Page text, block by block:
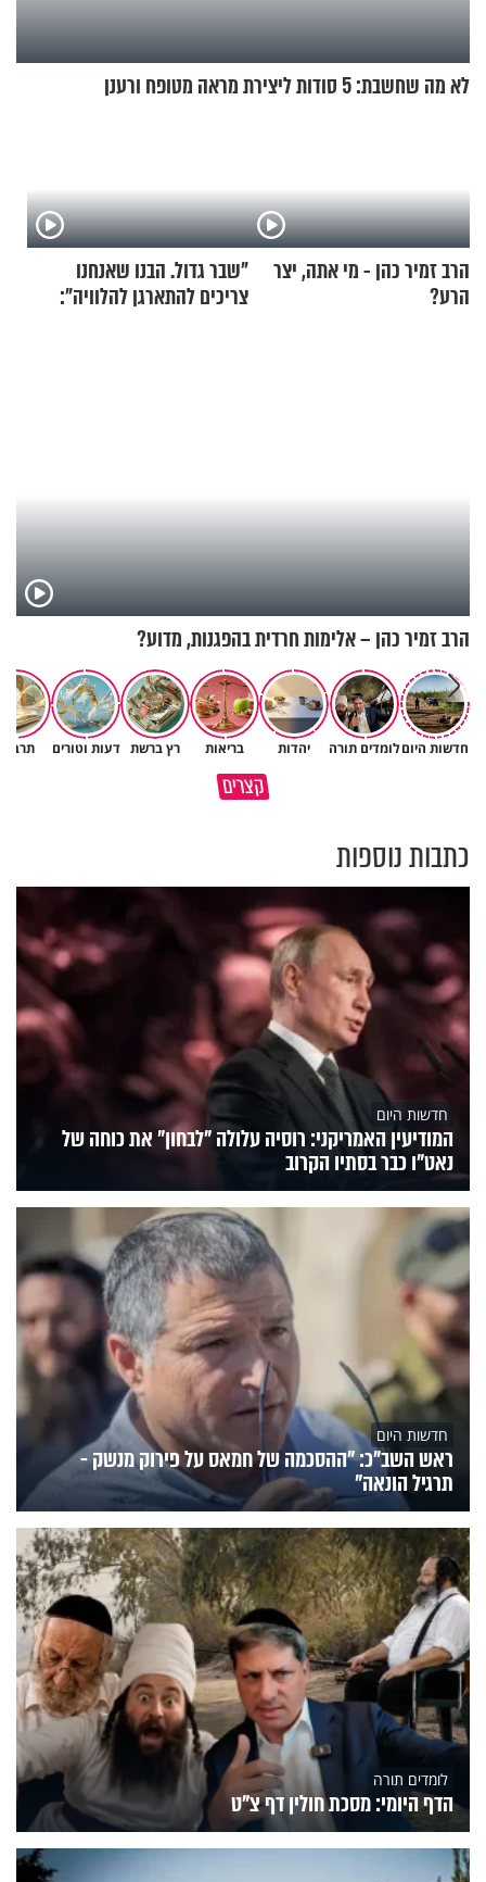
לא מה שחשבת: 5 סודות ליצירת מראה מטופח ורענן
הרב זמיר כהן - מי אתה, יצר
הרע?
"שבר גדול. הבנו שאנחנו
צריכים להתארגן להלוויה":
הרב זמיר כהן – אלימות חרדית בהפגנות, מדוע?
חדשות היוםלומדים תורה יהדות בריאות רץ ברשת דעות וטורים
קצריםמדוע האמונה נמשלה למלח?
גם ׳הרע׳ זה הרחמים של בורא
כתבות נוספות
חדשות היום
המודיעין האמריקני: רוסיה עלולה "לבחון" את כוחה של
נאט"ו כבר בסתיו הקרוב
חדשות היום
ראש השב"כ: "ההסכמה של חמאס על פירוק מנשק -
תרגיל הונאה"
לומדים תורה
הדף היומי: מסכת חולין דף צ"ט